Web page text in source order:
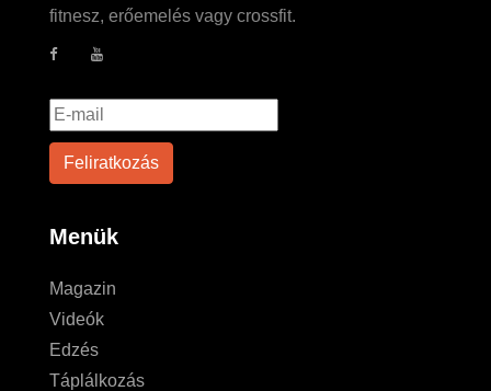
fitnesz, erőemelés vagy crossfit.
Menük
Magazin
Videók
Edzés
Táplálkozás